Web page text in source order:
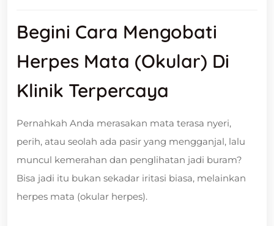
Begini Cara Mengobati
Herpes Mata (Okular) Di
Klinik Terpercaya
Pernahkah Anda merasakan mata terasa nyeri,
perih, atau seolah ada pasir yang mengganjal, lalu
muncul kemerahan dan penglihatan jadi buram?
Bisa jadi itu bukan sekadar iritasi biasa, melainkan
herpes mata (okular herpes).